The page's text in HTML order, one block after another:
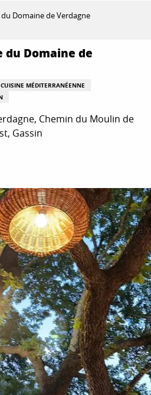
Domaine de Verdagne
du Domaine de
CUISINE MÉDITERRANÉENNE
Chemin du Moulin de
Gassin